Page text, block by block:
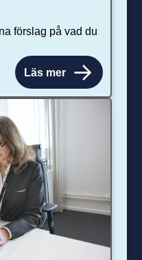
förslag på vad du
Läs mer